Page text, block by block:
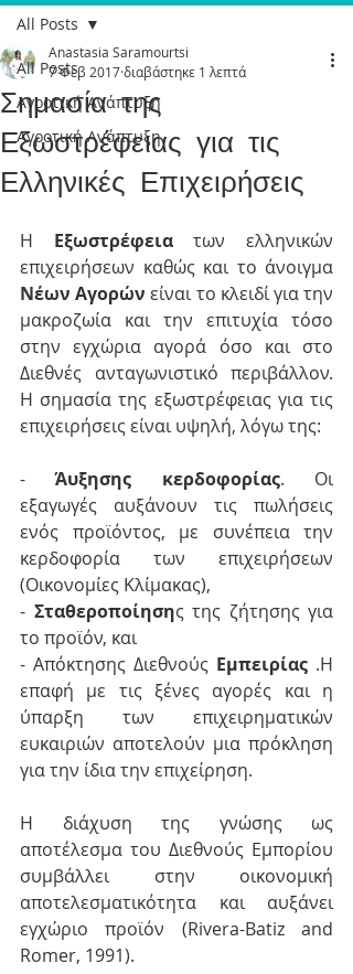
All Posts
Αγροτική Ανάπτυξη
Αγροτική Ανάπτυξη
All Posts
Σημασία της
Εξωστρέφειας για τις
Ελληνικές Επιχειρήσεις
Anastasia Saramourtsi
7 Φεβ 2017διαβάστηκε 1 λεπτά
Η Eξωστρέφεια των ελληνικών
Nέων Αγορών είναι το κλειδί για την
μακροζωία και την επιτυχία τόσο
στην εγχώρια αγορά όσο και στο
Διεθνές ανταγωνιστικό περιβάλλον.
Η σημασία της εξωστρέφειας για τις
επιχειρήσεις είναι υψηλή, λόγω της:
- Άυξησης κερδοφορίας. Οι
εξαγωγές αυξάνουν τις πωλήσεις
ενός προϊόντος, με συνέπεια την
κερδοφορία των επιχειρήσεων
(Οικονομίες Κλίμακας),
- Σταθεροποίησης της ζήτησης για
το προϊόν, και
- Απόκτησης Διεθνούς Εμπειρίας .Η
επαφή με τις ξένες αγορές και η
ύπαρξη των επιχειρηματικών
ευκαιριών αποτελούν μια πρόκληση
για την ίδια την επιχείρηση.
Η διάχυση της γνώσης ως
αποτέλεσμα του Διεθνούς Εμπορίου
συμβάλλει στην οικονομική
αποτελεσματικότητα και αυξάνει
εγχώριο προϊόν (Rivera-Batiz and
Romer, 1991).